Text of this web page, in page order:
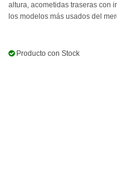
altura, acometidas traseras con
los modelos más usados del
Producto con Stock